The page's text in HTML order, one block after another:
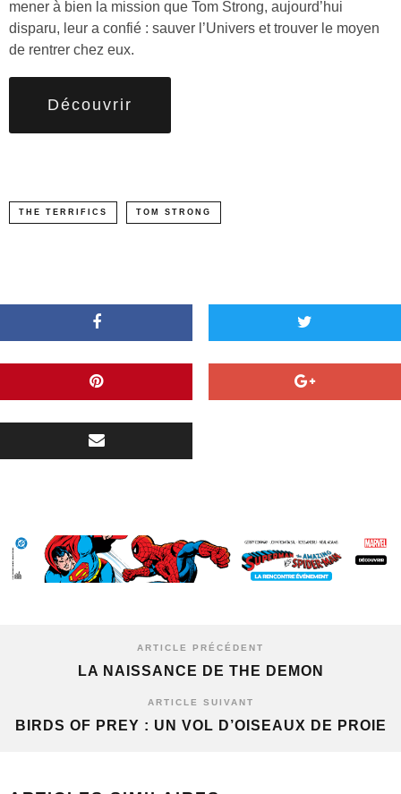
mener à bien la mission que Tom Strong, aujourd’hui
disparu, leur a confié : sauver l’Univers et trouver le moyen
de rentrer chez eux.
Découvrir
THE TERRIFICS TOM STRONG
ARTICLE PRÉCÉDENT
LA NAISSANCE DE THE DEMON
ARTICLE SUIVANT
BIRDS OF PREY : UN VOL D’OISEAUX DE PROIE